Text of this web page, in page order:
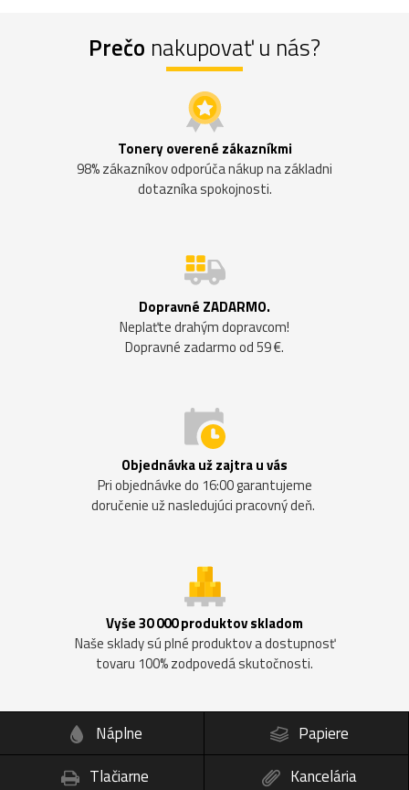
Prečo nakupovať u nás?
Tonery overené zákazníkmi
98% zákazníkov odporúča nákup na základni
dotazníka spokojnosti.
Dopravné ZADARMO.
Neplaťte drahým dopravcom!
Dopravné zadarmo od 59 €.
Objednávka už zajtra u vás
Pri objednávke do 16:00 garantujeme
doručenie už nasledujúci pracovný deň.
Vyše 30 000 produktov skladom
Naše sklady sú plné produktov a dostupnosť
tovaru 100% zodpovedá skutočnosti.
Náplne
Papiere
Tlačiarne
Kancelária